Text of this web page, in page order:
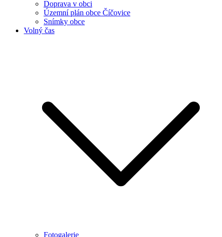
Doprava v obci
Územní plán obce Číčovice
Snímky obce
Volný čas
Fotogalerie